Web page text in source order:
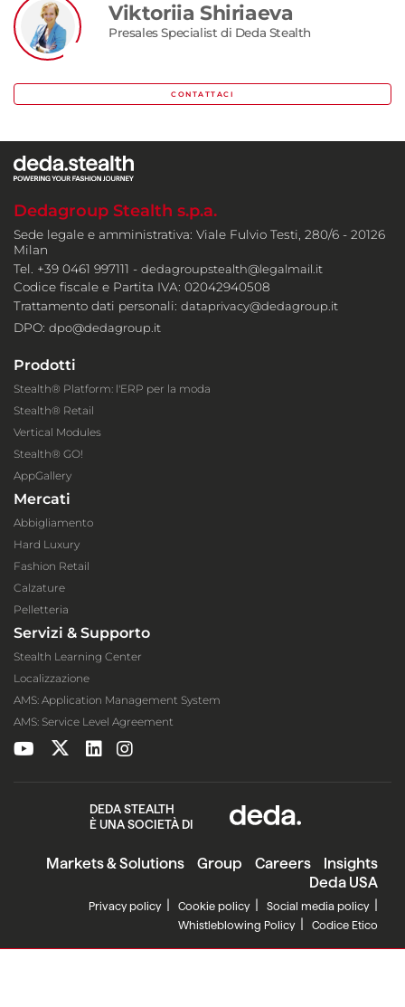
Viktoriia Shiriaeva
Presales Specialist di Deda Stealth
CONTATTACI
Dedagroup Stealth s.p.a.
Sede legale e amministrativa: Viale Fulvio Testi, 280/6 - 20126
Milan
Tel. +39 0461 997111 - dedagroupstealth@legalmail.it
Codice fiscale e Partita IVA: 02042940508
Trattamento dati personali: dataprivacy@dedagroup.it
DPO: dpo@dedagroup.it
Prodotti
Stealth® Platform: l'ERP per la moda
Stealth® Retail
Vertical Modules
Stealth® GO!
AppGallery
Mercati
Abbigliamento
Hard Luxury
Fashion Retail
Calzature
Pelletteria
Servizi & Supporto
Stealth Learning Center
Localizzazione
AMS: Application Management System
AMS: Service Level Agreement
DEDA STEALTH
È UNA SOCIETÀ DI
Markets & Solutions Group Careers
Insights
Deda USA
Privacy policy Cookie policy
Social media policy
Whistleblowing Policy
Codice Etico